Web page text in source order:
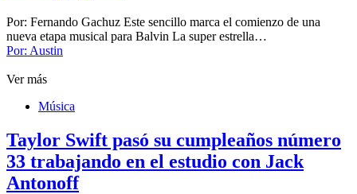
Por: Fernando Gachuz Este sencillo marca el comienzo de una
nueva etapa musical para Balvin La super estrella…
Por: Austin
Ver más
Música
Taylor Swift pasó su cumpleaños número
33 trabajando en el estudio con Jack
Antonoff